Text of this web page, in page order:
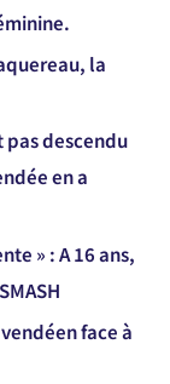
la
pas descendu
en a
» : A 16 ans,
face à